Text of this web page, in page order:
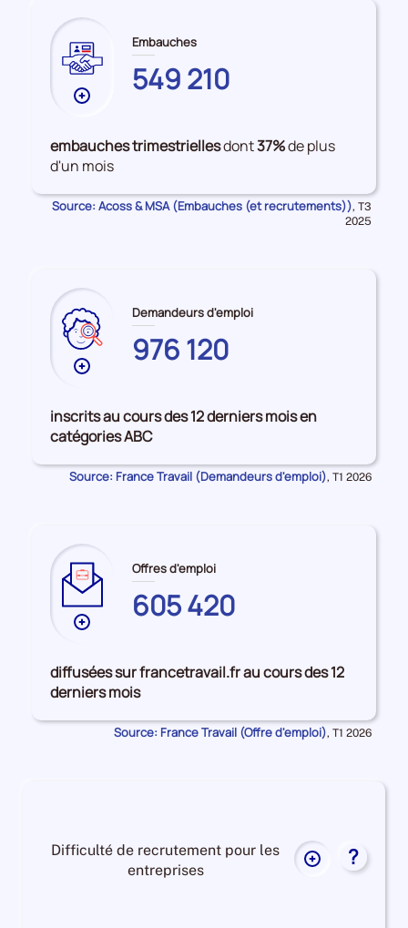
Plus
données
sur
les
Embauches
Embauches
HAUTS-
DE-
549 210
embauches trimestriellesdont37%de plus
d'un mois
Source: Acoss & MSA (Embauches (et recrutements)), Données
pour
T3
2025
Plus
données
sur
les
HAUTS-
Demandeurs d'emploi
976 120
inscrits au cours des 12 derniers mois en
catégories ABC
Source: France Travail (Demandeurs d'emploi), Données
T1 2026
Plus
données
sur
les
HAUTS-
Offres d'emploi
605 420
diffusées sur francetravail.fr au cours des 12
derniers mois
Source: France Travail (Offre d'emploi), Données
T1 2026
Difficulté de recrutement pour les
entreprises
Plus
?